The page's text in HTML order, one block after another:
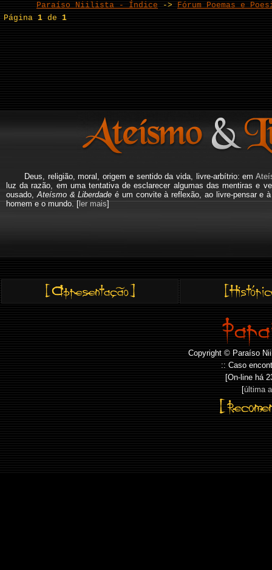
Paraíso Niilista - Índice -> Fórum Poemas e
Página1 de1
Deus, religião, moral, origem e sentido da vida, livre-arbítrio: em
luz da razão, em uma tentativa de esclarecer algumas das mentiras e
ousado, Ateísmo & Liberdade é um convite à reflexão, ao livre-pensar e
homem e o mundo. [ler mais]
Copyright © Paraíso
:: Caso
[On-line há
[última